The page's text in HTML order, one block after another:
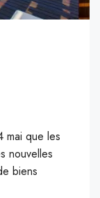
mai que les
nouvelles
biens